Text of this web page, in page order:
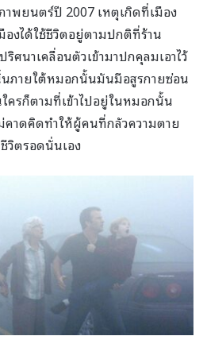
าพยนตร์ปี 2007 เหตุเกิดที่เมือง
องได้ใช้ชีวิตอยู่ตามปกติที่ร้าน
ศนาเคลื่อนตัวเข้ามาปกคุลมเอาไว้
นภายใต้หมอกนั้นมันมีอสูรกายซ่อน
ครก็ตามที่เข้าไปอยู่ในหมอกนั้น
าดคิดทำให้ผู้คนที่กลัวความตาย
วิตรอดนั่นเอง